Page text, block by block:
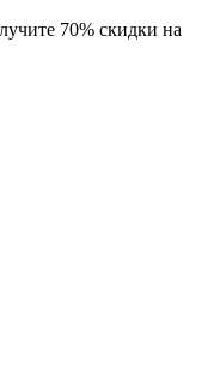
70% скидки на